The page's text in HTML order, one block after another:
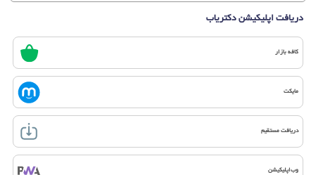
دریافت اپلیکیشن دکتریاب
کافه بازار
مایکت
دریافت مستقیم
وب‌اپلیکیشن